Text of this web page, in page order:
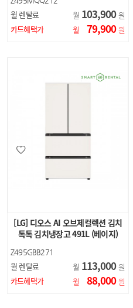
월 렌탈료 월 103,900 원
카드혜택가
월 79,900 원
[LG] 디오스 AI 오브제컬렉션 김치
톡톡 김치냉장고 491L (베이지)
Z495GBB271
월 렌탈료 월 113,000 원
카드혜택가
월 88,000 원